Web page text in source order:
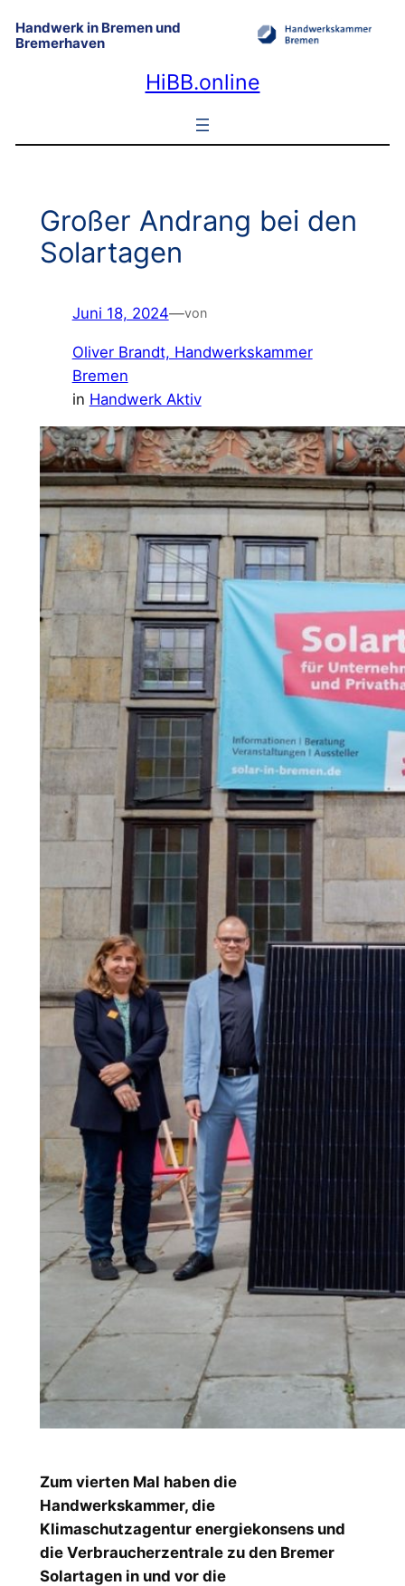
Zum
Inhalt
Handwerk in Bremen und
Bremerhaven
HiBB.online
Großer Andrang bei den
Solartagen
Juni 18, 2024—von
Oliver Brandt, Handwerkskammer
Bremen
in Handwerk Aktiv
Zum vierten Mal haben die
Handwerkskammer, die
Klimaschutzagentur energiekonsens und
die Verbraucherzentrale zu den Bremer
Solartagen in und vor die